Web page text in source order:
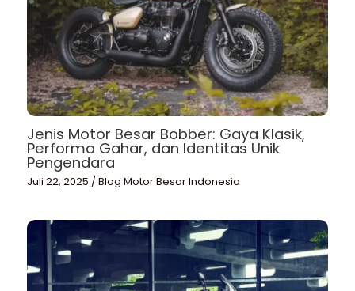
Jenis Motor Besar Bobber: Gaya Klasik,
Performa Gahar, dan Identitas Unik
Pengendara
Juli 22, 2025 /Blog Motor Besar Indonesia